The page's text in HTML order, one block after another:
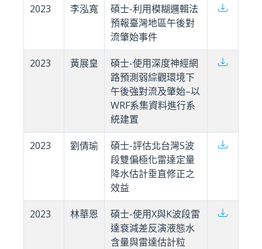
2023 李泓寬
碩士-利用模糊邏輯法
預報臺灣地區午後對
流肇始事件
2023 黃展皇
碩士-使用深度神經網
路預測弱綜觀環境下
午後強對流及肇始–以
WRF系集資料進行系
統建置
2023 劉倩瑜
碩士-評估北台灣S波
段雙偏極化雷達定量
降水估計垂直修正之
效益
2023 林華恩
碩士-使用X與K波段雷
達衰減差反演液態水
含量與雷達估計粒